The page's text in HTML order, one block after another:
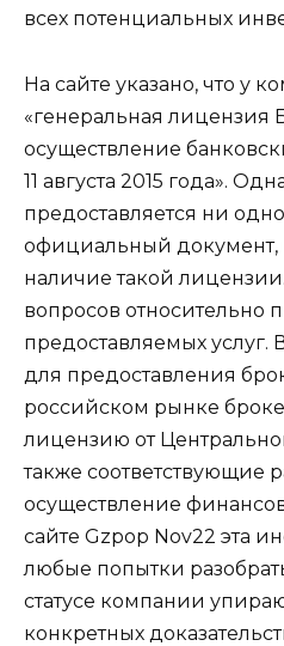
всех потенциальных
На сайте указано, что у
«генеральная лицензия
осуществление
11 августа 2015 года».
предоставляется ни
официальный
наличие такой
вопросов относительно
предоставляемых услуг.
для предоставления
российском рынке
лицензию от
также соответствующие
осуществление
сайте Gzpop Nov22 эта
любые попытки
статусе компании
конкретных